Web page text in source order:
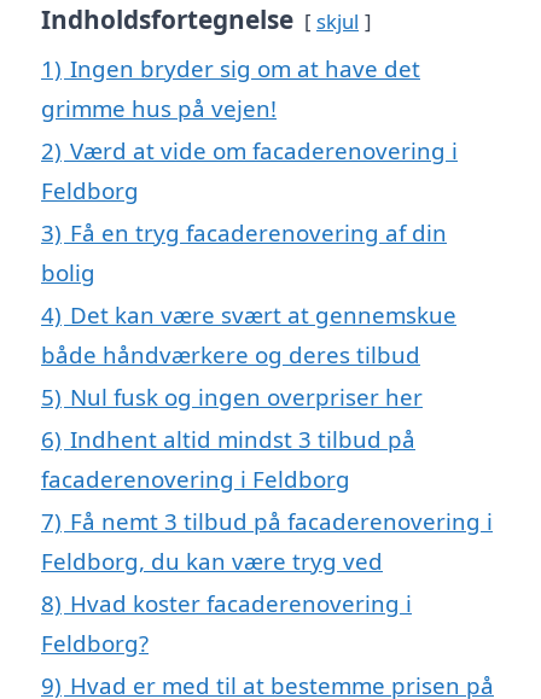
Indholdsfortegnelse skjul
1) Ingen bryder sig om at have det
grimme hus på vejen!
2) Værd at vide om facaderenovering i
Feldborg
3) Få en tryg facaderenovering af din
bolig
4) Det kan være svært at gennemskue
både håndværkere og deres tilbud
5) Nul fusk og ingen overpriser her
6) Indhent altid mindst 3 tilbud på
facaderenovering i Feldborg
7) Få nemt 3 tilbud på facaderenovering i
Feldborg, du kan være tryg ved
8) Hvad koster facaderenovering i
Feldborg?
9) Hvad er med til at bestemme prisen på